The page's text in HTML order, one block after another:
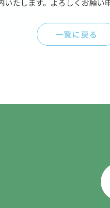
たします。よろしくお願い
一覧に戻る